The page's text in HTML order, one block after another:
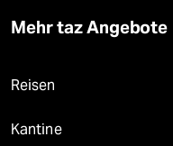
Mehr taz Angebote
Reisen
Kantine